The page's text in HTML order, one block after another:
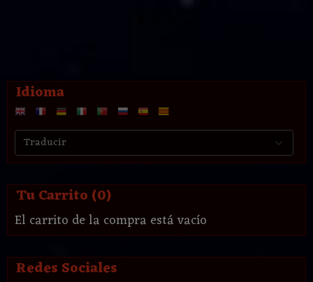
Idioma
Tu Carrito (0)
El carrito de la compra está vacío
Redes Sociales